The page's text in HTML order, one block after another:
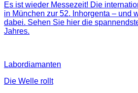
Es ist wieder Messezeit! Die
in München zur 52. Inhorgenta – und
dabei. Sehen Sie hier die
Jahres.
Labordiamanten
Die Welle rollt